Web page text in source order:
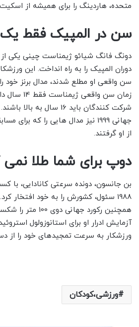
متحده، هاردینگ را برای همیشه از
سن در المپیک فقط
دونگ فانگ شیائو ژیمناست چینی یکی از
دوران المپیک را به راه انداخت. این
سن واقعی او مطلع شدند، مدال برنز خود
زمان سن
شرکت کنندگان باید 16 سال
جهانی 1999 نیز مدال هایی را که
از او گرفتند.
دوپ برای شما طلا نمی
بن جانسون، دونده سرعتی کانادایی، با
1988 سئول، کشورش را به خود افتخار
همچنین رکورد
آزمایش ادرار او برای استانوزولول
ورزشکار به سرعت تمجیدهای خود را از
ورزشی،کودکان